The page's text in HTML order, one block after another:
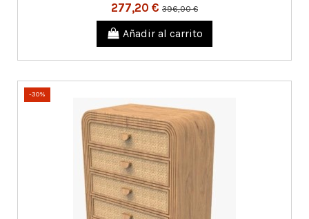
277,20 € 396,00 €
Añadir al carrito
-30%